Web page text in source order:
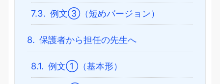
7.3. 例文③（短めバージョン）
8. 保護者から担任の先生へ
8.1. 例文①（基本形）